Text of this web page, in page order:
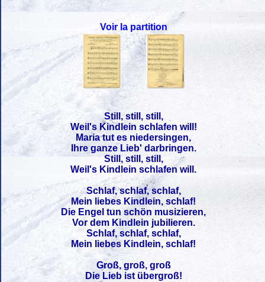
Voir la partition
Still, still, still,
Weil's Kindlein schlafen will!
Maria tut es niedersingen,
Ihre ganze Lieb' darbringen.
Still, still, still,
Weil's Kindlein schlafen will.
Schlaf, schlaf, schlaf,
Mein liebes Kindlein, schlaf!
Die Engel tun schön musizieren,
Vor dem Kindlein jubilieren.
Schlaf, schlaf, schlaf,
Mein liebes Kindlein, schlaf!
Groß, groß, groß
Die Lieb ist übergroß!